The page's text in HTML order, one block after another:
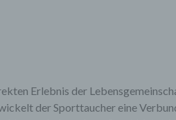
Erlebnis der
der Sporttaucher eine